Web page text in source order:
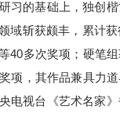
习的基础上，独创
域斩获颇丰，累计
40多次奖项；硬笔
，其作品兼具力
电视台《艺术名家